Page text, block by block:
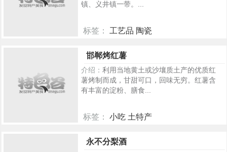
镇、义井镇一带。...
标签： 工艺品 陶瓷
邯郸烤红薯
介绍： 利用当地黄土或沙壤质土产的优质红
薯烤制而成，甘甜可口，回味无穷。红薯含
有丰富的淀粉、膳食...
标签： 小吃 土特产
永不分梨酒